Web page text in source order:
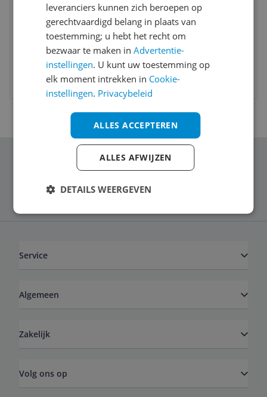
Reverse Nico Vink Signature Series Stuur
Ø31,8mm 810mm Rise 18mm Zwart
€ 94,05
Bekijk meer informatie
Schrijf je in voor onze nieuwsbrief
Service
Algemeen
Zakelijk
Volg ons op
leveranciers kunnen zich beroepen op
gerechtvaardigd belang in plaats van
toestemming; u hebt het recht om
bezwaar te maken inAdvertentie-
instellingen. U kunt uw toestemming op
elk moment intrekken in Cookie-
instellingen. Privacybeleid
ALLES ACCEPTEREN
ALLES AFWIJZEN
DETAILS WEERGEVEN